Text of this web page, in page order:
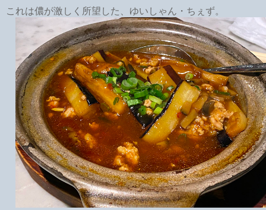
これは儂が激しく所望した、ゆいしゃん・ちぇず。